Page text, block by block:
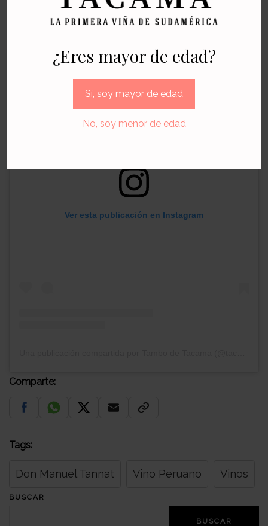
¿Eres mayor de edad?
Sí, soy mayor de edad
No, soy menor de edad
internacionalmente.Adquiere tu botella en nuestra
tienda online aquí.
Ver esta publicación en Instagram
Comparte:
Tags:
Don Manuel Tannat Vino Peruano Vinos
BUSCAR
BUSCAR